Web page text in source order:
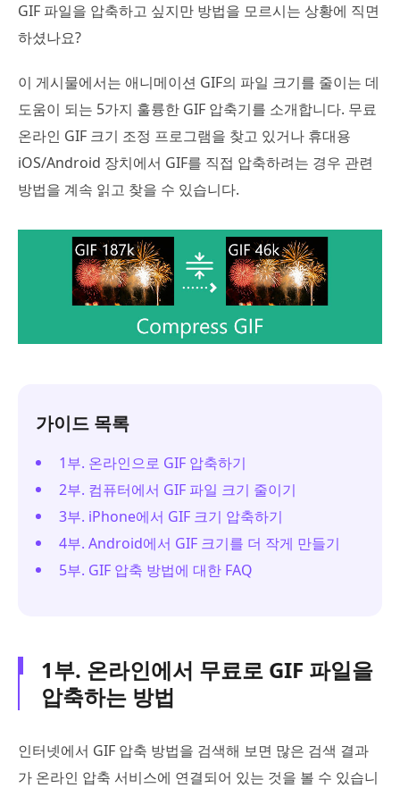
GIF 파일을 압축하고 싶지만 방법을 모르시는 상황에 직면
하셨나요?
이 게시물에서는 애니메이션 GIF의 파일 크기를 줄이는 데
도움이 되는 5가지 훌륭한 GIF 압축기를 소개합니다. 무료
온라인 GIF 크기 조정 프로그램을 찾고 있거나 휴대용
iOS/Android 장치에서 GIF를 직접 압축하려는 경우 관련
방법을 계속 읽고 찾을 수 있습니다.
가이드 목록
1부. 온라인으로 GIF 압축하기
2부. 컴퓨터에서 GIF 파일 크기 줄이기
3부. iPhone에서 GIF 크기 압축하기
4부. Android에서 GIF 크기를 더 작게 만들기
5부. GIF 압축 방법에 대한 FAQ
1부. 온라인에서 무료로 GIF 파일을
압축하는 방법
인터넷에서 GIF 압축 방법을 검색해 보면 많은 검색 결과
가 온라인 압축 서비스에 연결되어 있는 것을 볼 수 있습니